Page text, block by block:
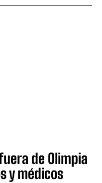
de Olimpia
y médicos